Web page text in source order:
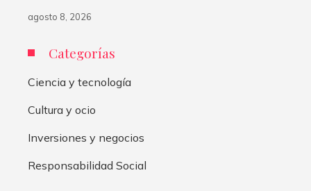
agosto 8, 2026
Categorías
Ciencia y tecnología
Cultura y ocio
Inversiones y negocios
Responsabilidad Social